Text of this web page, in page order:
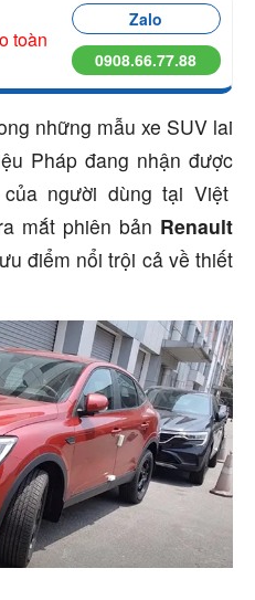
toàn
Zalo
0908.66.77.88
những mẫu xe SUV lai
Pháp đang nhận được
người dùng tại Việt
mắt phiên bản Renault
điểm nổi trội cả về thiết